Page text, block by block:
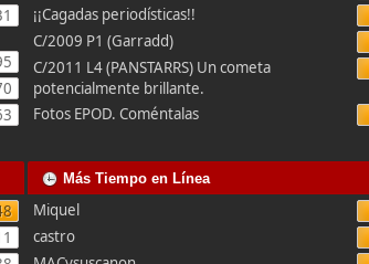
¡¡Cagadas periodísticas!!
C/2009 P1 (Garradd)
C/2011 L4 (PANSTARRS) Un cometa
potencialmente brillante.
Fotos EPOD. Coméntalas
Más Tiempo en Línea
Miquel
castro